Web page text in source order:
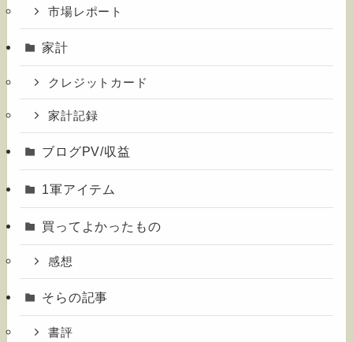
市場レポート
家計
クレジットカード
家計記録
ブログPV/収益
1軍アイテム
買ってよかったもの
感想
そらの記事
書評